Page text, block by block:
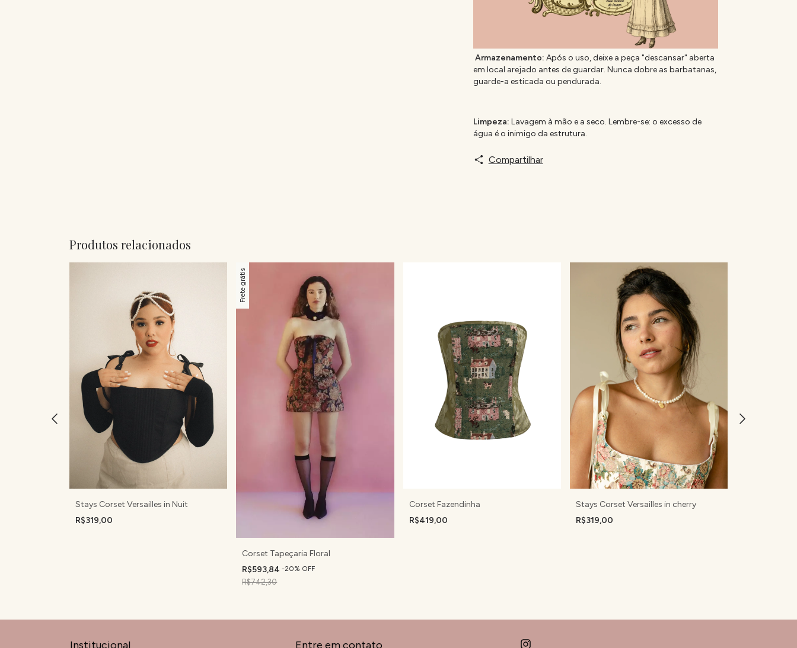
Armazenamento: Após o uso, deixe a peça "descansar" aberta
em local arejado antes de guardar. Nunca dobre as barbatanas,
guarde-a esticada ou pendurada.
Limpeza: Lavagem à mão e a seco. Lembre-se: o excesso de
água é o inimigo da estrutura.
Compartilhar
Produtos relacionados
Stays Corset Versailles in Nuit
R$319,00
Frete grátis
Corset Tapeçaria Floral
R$593,84-20% OFF
R$742,30
Corset Fazendinha
R$419,00
Stays Corset Versailles in cherry
R$319,00
Institucional Entre em contato